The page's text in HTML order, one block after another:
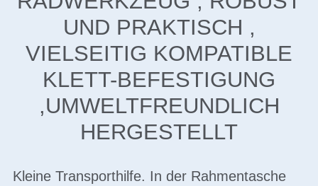
UND PRAKTISCH ,
VIELSEITIG KOMPATIBLE
KLETT-BEFESTIGUNG
,UMWELTFREUNDLICH
HERGESTELLT
Kleine Transporthilfe. In der Rahmentasche